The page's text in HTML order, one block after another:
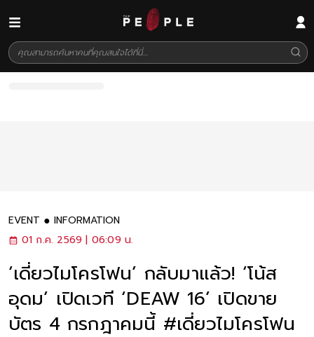
EVENT
INFORMATION
01 ก.ค. 2569 | 06:09 น.
‘เดี่ยวไมโครโฟน’ กลับมาแล้ว! ‘โน้ส
อุดม’ เปิดเวที ‘DEAW 16’ เปิดขาย
บัตร 4 กรกฎาคมนี้ #เดี่ยวไมโครโฟน